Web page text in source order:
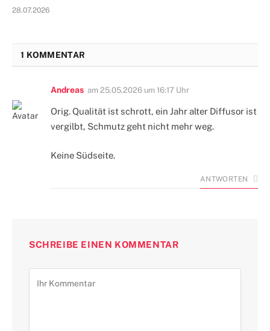
28.07.2026
1 KOMMENTAR
Andreas am 25.05.2026 um 16:17 Uhr
Orig. Qualität ist schrott, ein Jahr alter Diffusor ist
vergilbt, Schmutz geht nicht mehr weg.
Keine Südseite.
ANTWORTEN
SCHREIBE EINEN KOMMENTAR